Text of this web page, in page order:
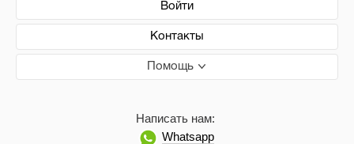
Войти
Контакты
Помощь
Написать нам:
Whatsapp